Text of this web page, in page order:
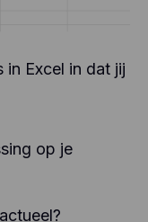
Excel in dat jij
op je
op
leuk vinden,
hun apparaten.
een
gebruiken om